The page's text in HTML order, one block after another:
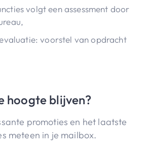
volgt een assessment door
voorstel van opdracht
hoogte blijven?
promoties en het laatste
meteen in je mailbox.